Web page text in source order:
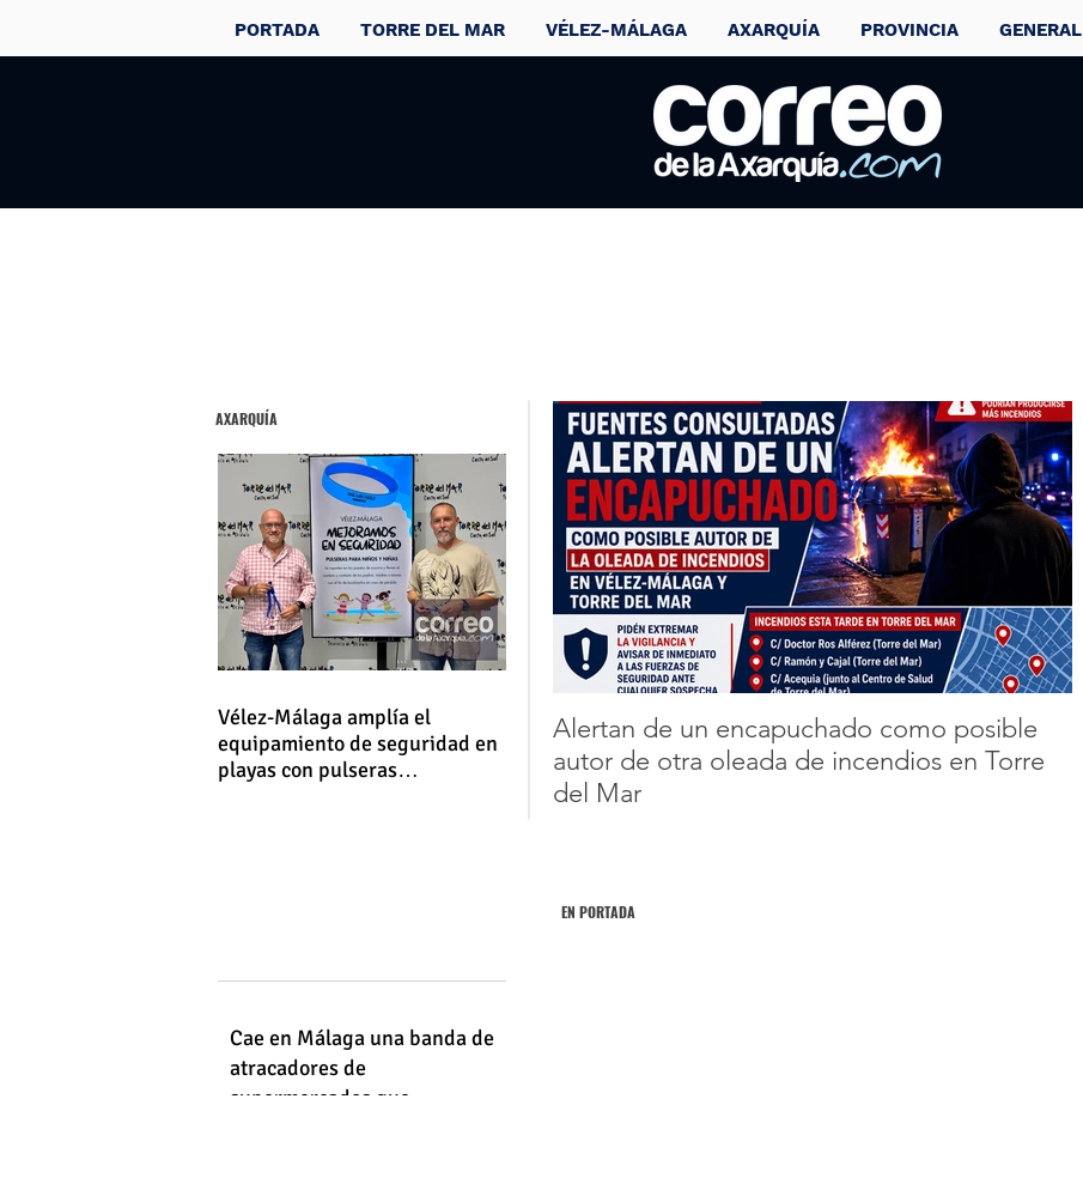
PORTADA TORRE DEL MAR VÉLEZ-MÁLAGA AXARQUÍA PROVINCIA GENERAL
‘Siempre Así’,
Miguel Campello,
Nyno Vargas y
Elsa Ríos, actuarán
en la Feria de
Torre del Mar
1 2
AXARQUÍA
Vélez-Málaga amplía el
equipamiento de seguridad en
playas con pulseras
Encabezado 2
Alertan de un encapuchado como posible
autor de otra oleada de incendios en Torre
del Mar
Cae en Málaga una banda de
atracadores de
supermercados que
EN PORTADA